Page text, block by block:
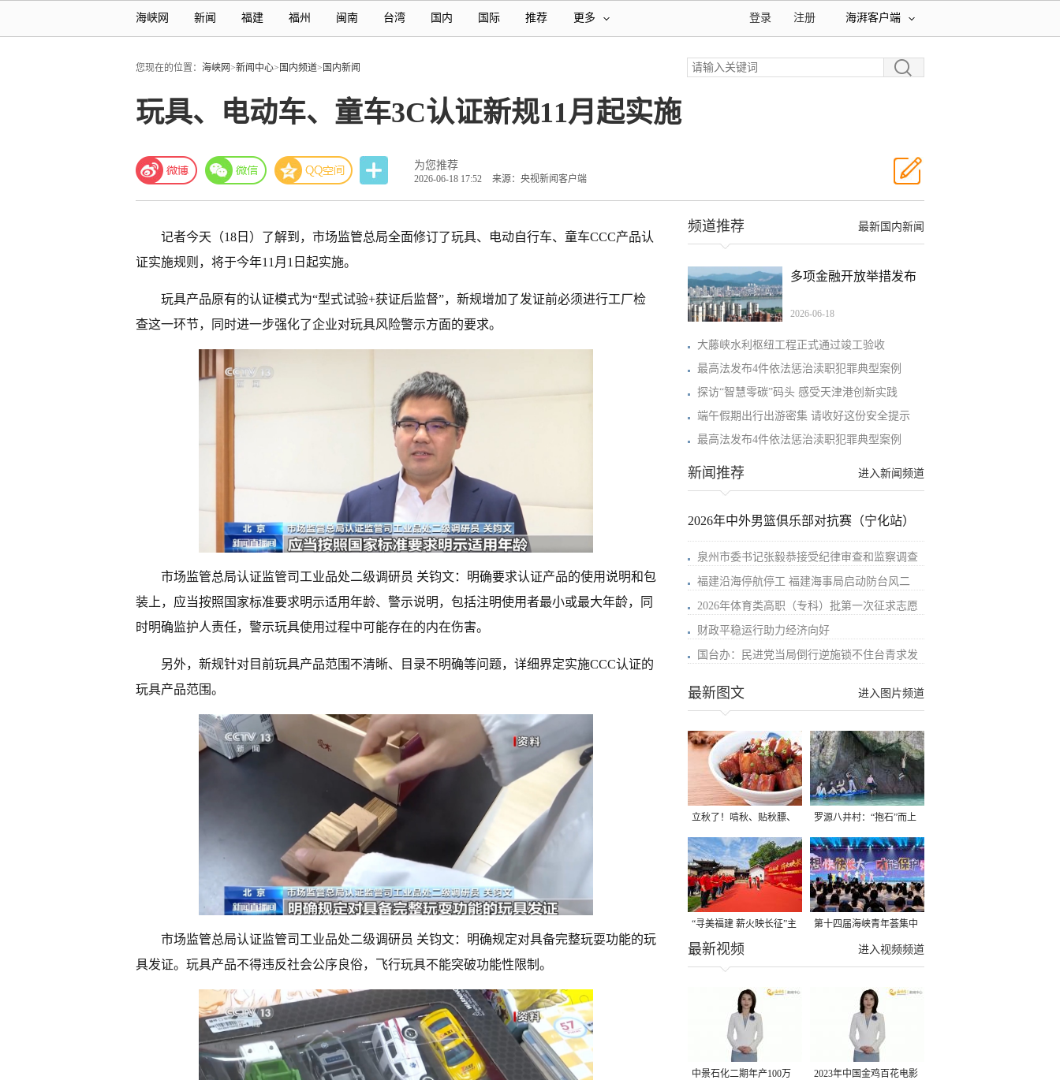
海峡网 新闻 福建 福州 闽南 台湾 国内 国际 推荐 更多 海湃客户端
注册
登录
您现在的位置： 海峡网>新闻中心> 国内频道> 国内新闻
玩具、电动车、童车3C认证新规11月起实施
为您推荐
2026-06-18 17:52 来源：央视新闻客户端
记者今天（18日）了解到，市场监管总局全面修订了玩具、电动自行车、童车CCC产品认
证实施规则，将于今年11月1日起实施。
玩具产品原有的认证模式为“型式试验+获证后监督”，新规增加了发证前必须进行工厂检
查这一环节，同时进一步强化了企业对玩具风险警示方面的要求。
市场监管总局认证监管司工业品处二级调研员 关钧文：明确要求认证产品的使用说明和包
装上，应当按照国家标准要求明示适用年龄、警示说明，包括注明使用者最小或最大年龄，同
时明确监护人责任，警示玩具使用过程中可能存在的内在伤害。
另外，新规针对目前玩具产品范围不清晰、目录不明确等问题，详细界定实施CCC认证的
玩具产品范围。
市场监管总局认证监管司工业品处二级调研员 关钧文：明确规定对具备完整玩耍功能的玩
具发证。玩具产品不得违反社会公序良俗，飞行玩具不能突破功能性限制。
最新国内新闻
频道推荐
多项金融开放举措发布
2026-06-18
大藤峡水利枢纽工程正式通过竣工验收
最高法发布4件依法惩治渎职犯罪典型案例
探访“智慧零碳”码头 感受天津港创新实践
端午假期出行出游密集 请收好这份安全提示
最高法发布4件依法惩治渎职犯罪典型案例
进入新闻频道
新闻推荐
2026年中外男篮俱乐部对抗赛（宁化站）
泉州市委书记张毅恭接受纪律审查和监察调查
福建沿海停航停工 福建海事局启动防台风二
2026年体育类高职（专科）批第一次征求志愿
财政平稳运行助力经济向好
国台办：民进党当局倒行逆施锁不住台青求发
进入图片频道
最新图文
立秋了！啃秋、贴秋膘、
晒秋，福建人这样过才够
味→
罗源八井村：“抱石”而上
“寻美福建 薪火映长征”主
题活动在龙岩长汀启动
第十四届海峡青年荟集中
阶段活动在福州举行
进入视频频道
最新视频
中景石化二期年产100万 2023年中国金鸡百花电影